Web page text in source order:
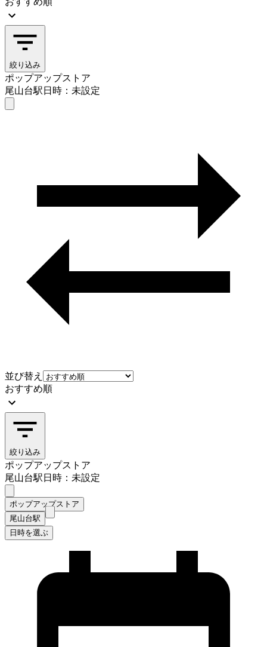
絞り込み
ポップアップストア
尾山台駅日時：未設定
並び替え
おすすめ順
絞り込み
ポップアップストア
尾山台駅日時：未設定
ポップアップストア
尾山台駅
日時を選ぶ